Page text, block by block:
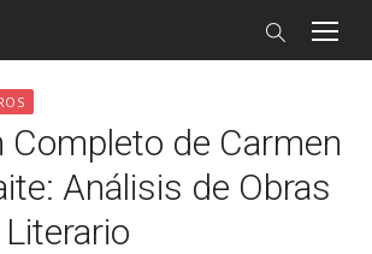
Completo de Carmen
Análisis de Obras